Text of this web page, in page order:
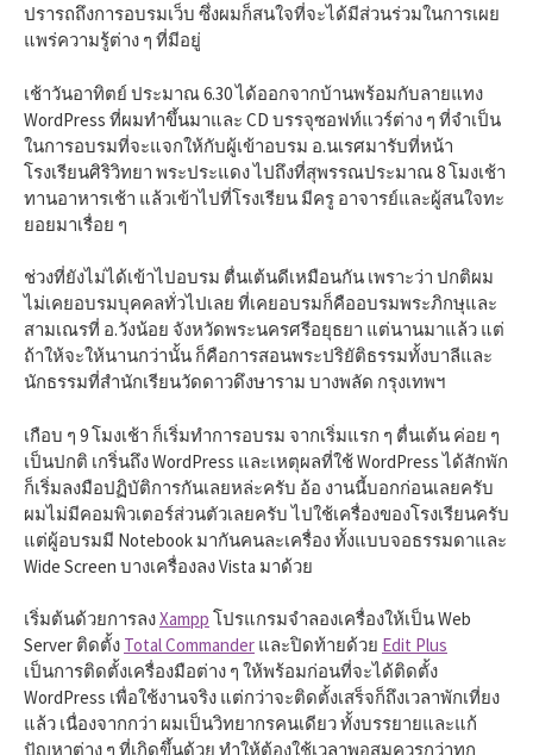
ปรารถถึงการอบรมเว็บ ซึ่งผมก็สนใจที่จะได้มีส่วนร่วมในการเผย
แพร่ความรู้ต่าง ๆ ที่มีอยู่
เช้าวันอาทิตย์ ประมาณ 6.30 ได้ออกจากบ้านพร้อมกับลายแทง
WordPress ที่ผมทำขึ้นมาและ CD บรรจุซอฟท์แวร์ต่าง ๆ ที่จำเป็น
ในการอบรมที่จะแจกให้กับผู้เข้าอบรม อ.นเรศมารับที่หน้า
โรงเรียนศิริวิทยา พระประแดง ไปถึงที่สุพรรณประมาณ 8 โมงเช้า
ทานอาหารเช้า แล้วเข้าไปที่โรงเรียน มีครู อาจารย์และผู้สนใจทะ
ยอยมาเรื่อย ๆ
ช่วงที่ยังไม่ได้เข้าไปอบรม ตื่นเต้นดีเหมือนกัน เพราะว่า ปกติผม
ไม่เคยอบรมบุคคลทั่วไปเลย ที่เคยอบรมก็คืออบรมพระภิกษุและ
สามเณรที่ อ.วังน้อย จังหวัดพระนครศรีอยุธยา แต่นานมาแล้ว แต่
ถ้าให้จะให้นานกว่านั้น ก็คือการสอนพระปริยัติธรรมทั้งบาลีและ
นักธรรมที่สำนักเรียนวัดดาวดึงษาราม บางพลัด กรุงเทพฯ
เกือบ ๆ 9 โมงเช้า ก็เริ่มทำการอบรม จากเริ่มแรก ๆ ตื่นเต้น ค่อย ๆ
เป็นปกติ เกริ่นถึง WordPress และเหตุผลที่ใช้ WordPress ได้สักพัก
ก็เริ่มลงมือปฏิบัติการกันเลยหล่ะครับ อ้อ งานนี้บอกก่อนเลยครับ
ผมไม่มีคอมพิวเตอร์ส่วนตัวเลยครับ ไปใช้เครื่องของโรงเรียนครับ
แต่ผู้อบรมมี Notebook มากันคนละเครื่อง ทั้งแบบจอธรรมดาและ
Wide Screen บางเครื่องลง Vista มาด้วย
เริ่มต้นด้วยการลงXampp โปรแกรมจำลองเครื่องให้เป็น Web
Server ติดตั้ง Total Commander และปิดท้ายด้วย Edit Plus
เป็นการติดตั้งเครื่องมือต่าง ๆ ให้พร้อมก่อนที่จะได้ติดตั้ง
WordPress เพื่อใช้งานจริง แต่กว่าจะติดตั้งเสร็จก็ถึงเวลาพักเที่ยง
แล้ว เนื่องจากกว่า ผมเป็นวิทยากรคนเดียว ทั้งบรรยายและแก้
ปัญหาต่าง ๆ ที่เกิดขึ้นด้วย ทำให้ต้องใช้เวลาพอสมควรกว่าทุก